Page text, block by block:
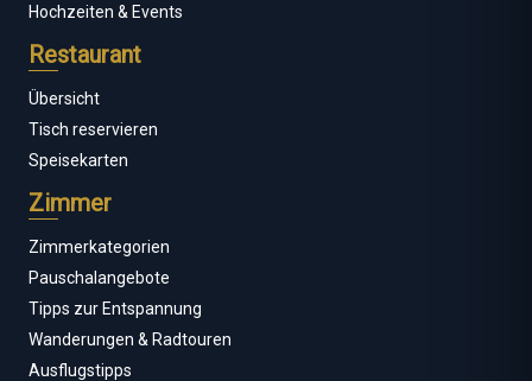
Hochzeiten & Events
Restaurant
Übersicht
Tisch reservieren
Speisekarten
Zimmer
Zimmerkategorien
Pauschalangebote
Tipps zur Entspannung
Wanderungen & Radtouren
Ausflugstipps